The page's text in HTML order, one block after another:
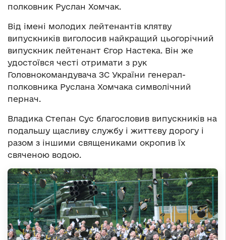
полковник Руслан Хомчак.
Від імені молодих лейтенантів клятву
випускників виголосив найкращий цьогорічний
випускник лейтенант Єгор Настека. Він же
удостоївся честі отримати з рук
Головнокомандувача ЗС України генерал-
полковника Руслана Хомчака символічний
пернач.
Владика Степан Сус благословив випускників на
подальшу щасливу службу і життєву дорогу і
разом з іншими священиками окропив їх
свяченою водою.